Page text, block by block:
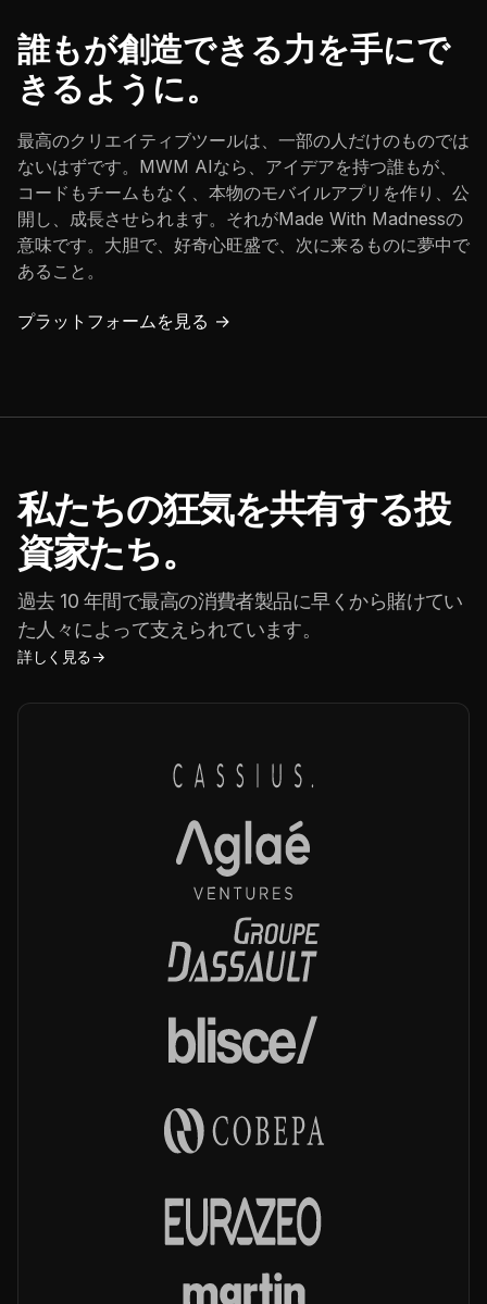
誰もが創造できる力を手にで
きるように。
最高のクリエイティブツールは、一部の人だけのものでは
ないはずです。MWM AIなら、アイデアを持つ誰もが、
コードもチームもなく、本物のモバイルアプリを作り、公
開し、成長させられます。それがMade With Madnessの
意味です。大胆で、好奇心旺盛で、次に来るものに夢中で
あること。
プラットフォームを見る →
私たちの狂気を共有する投
資家たち。
過去 10 年間で最高の消費者製品に早くから賭けてい
た人々によって支えられています。
詳しく見る→